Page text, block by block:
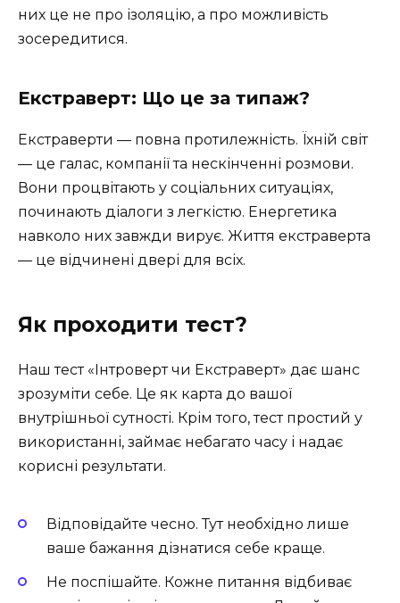
них це не про ізоляцію, а про можливість
зосередитися.
Екстраверт: Що це за типаж?
Екстраверти — повна протилежність. Їхній світ
— це галас, компанії та нескінченні розмови.
Вони процвітають у соціальних ситуаціях,
починають діалоги з легкістю. Енергетика
навколо них завжди вирує. Життя екстраверта
— це відчинені двері для всіх.
Як проходити тест?
Наш тест «Інтроверт чи Екстраверт» дає шанс
зрозуміти себе. Це як карта до вашої
внутрішньої сутності. Крім того, тест простий у
використанні, займає небагато часу і надає
корисні результати.
Відповідайте чесно. Тут необхідно лише
ваше бажання дізнатися себе краще.
Не поспішайте. Кожне питання відбиває